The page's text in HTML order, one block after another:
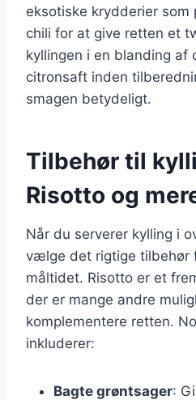
eksotiske krydderier
chili for at give retten et
kyllingen i en blanding af
citronsaft inden
smagen betydeligt.
Tilbehør til
Risotto og
Når du serverer kylling i
vælge det rigtige tilbehør
måltidet. Risotto er et
der er mange andre
komplementere retten.
inkluderer:
Bagte grøntsager: